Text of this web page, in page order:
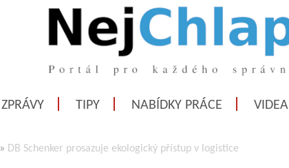
ZPRÁVY TIPY NABÍDKY PRÁCE VIDEA
» DB Schenker prosazuje ekologický přístup v logistice